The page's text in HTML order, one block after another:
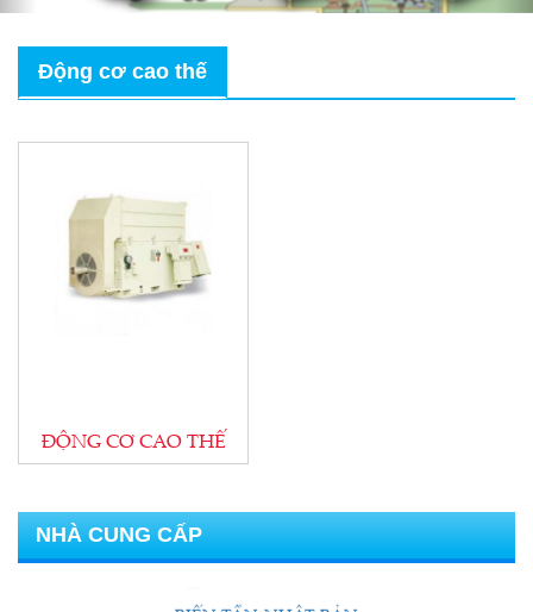
Động cơ cao thế
ĐỘNG CƠ CAO THẾ
NHÀ CUNG CẤP
HỘP GIẢM TỐC-ẤN ĐỘ
BIẾN TẦN-NHẬT BẢN